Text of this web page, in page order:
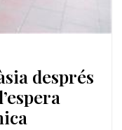
després